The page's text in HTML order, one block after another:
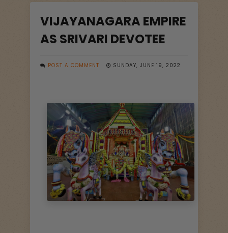
VIJAYANAGARA EMPIRE
AS SRIVARI DEVOTEE
POST A COMMENT SUNDAY, JUNE 19, 2022